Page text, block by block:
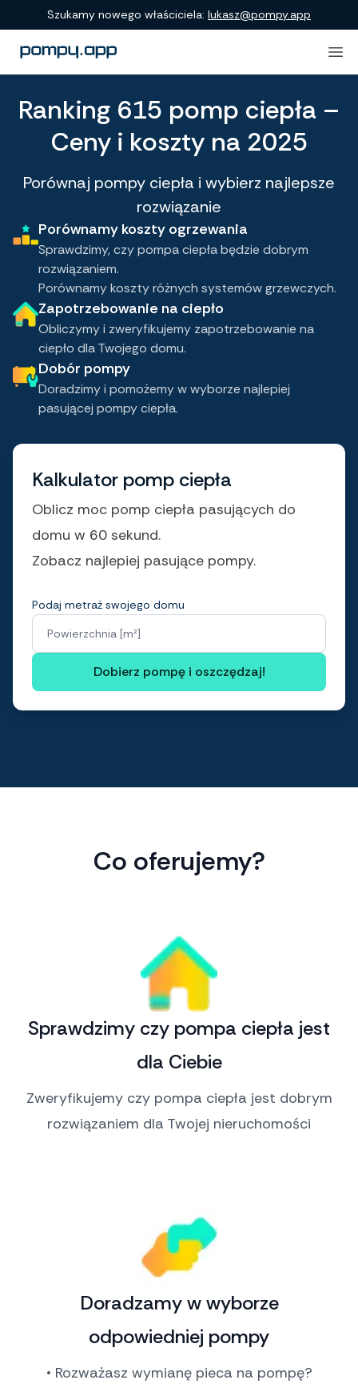
Szukamy nowego właściciela: lukasz@pompy.app
Ranking 615 pomp ciepła –
Ceny i koszty na 2025
Porównaj pompy ciepła i wybierz najlepsze
rozwiązanie
Kalkulator pomp ciepła
Oblicz moc pomp ciepła pasujących do
domu w 60 sekund.
Zobacz najlepiej pasujące pompy.
Podaj metraż swojego domu
Powierzchnia [m²]
Dobierz pompę i oszczędzaj!
Porównamy koszty ogrzewania
Sprawdzimy, czy pompa ciepła będzie dobrym
rozwiązaniem.
Porównamy koszty różnych systemów grzewczych.
Zapotrzebowanie na ciepło
Obliczymy i zweryfikujemy zapotrzebowanie na
ciepło dla Twojego domu.
Dobór pompy
Doradzimy i pomożemy w wyborze najlepiej
pasującej pompy ciepła.
Co oferujemy?
Sprawdzimy czy pompa ciepła jest
dla Ciebie
Zweryfikujemy czy pompa ciepła jest dobrym
rozwiązaniem dla Twojej nieruchomości
Doradzamy w wyborze
odpowiedniej pompy
• Rozważasz wymianę pieca na pompę?